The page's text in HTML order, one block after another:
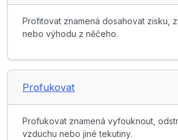
Profitovat znamená dosahovat zisku,
nebo výhodu z něčeho.
Profukovat
Profukovat znamená vyfouknout,
vzduchu nebo jiné tekutiny.